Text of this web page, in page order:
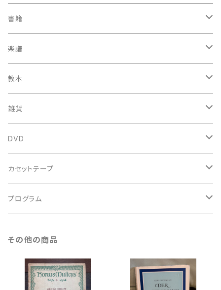
中古CD
鍋島元子関連CD
古楽以外
中古CD
古楽
中古LP
鍋島元子関連LP
古楽以外
中古LP
書籍
古楽関係
中古本
新古本
古楽以外
中古本
中古本
楽譜
古楽関係
スコア
鍵盤用
古楽以外
スコア
教本
古楽関係
古楽以外
雑貨
トートバッグ
バロック
ルネサンス
DVD
古楽
古楽以外
カセットテープ
古楽
プログラム
古楽以外
その他の商品